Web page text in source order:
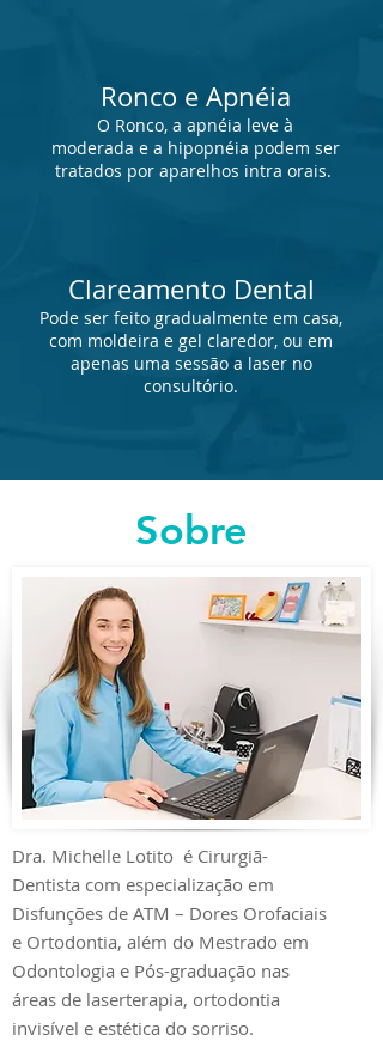
Sobre
Dra. Michelle Lotito é Cirurgiã-
Dentista com especialização em
Disfunções de ATM – Dores Orofaciais
e Ortodontia, além do Mestrado em
Odontologia e Pós-graduação nas
áreas de laserterapia, ortodontia
invisível e estética do sorriso.
Ronco e Apnéia
O Ronco, a apnéia leve à
moderada e a hipopnéia podem ser
tratados por aparelhos intra orais.
Clareamento Dental
Pode ser feito gradualmente em casa,
com moldeira e gel claredor, ou em
apenas uma sessão a laser no
consultório.